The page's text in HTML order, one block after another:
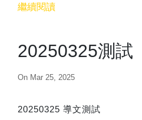
繼續閱讀
20250325測試
On Mar 25, 2025
20250325 導文測試